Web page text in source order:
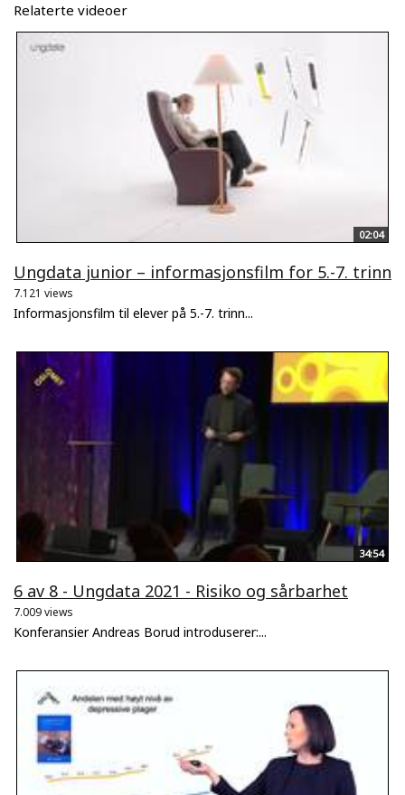
Relaterte videoer
02:04
Ungdata junior – informasjonsfilm for 5.-7. trinn
7.121 views
Informasjonsfilm til elever på 5.-7. trinn...
34:54
6 av 8 - Ungdata 2021 - Risiko og sårbarhet
7.009 views
Konferansier Andreas Borud introduserer:...